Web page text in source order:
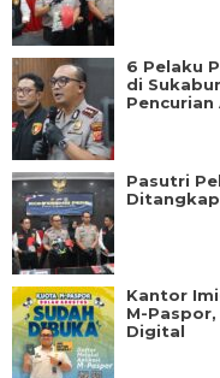
6 Pelaku
di
Pasutri
Kantor
M-
Digital